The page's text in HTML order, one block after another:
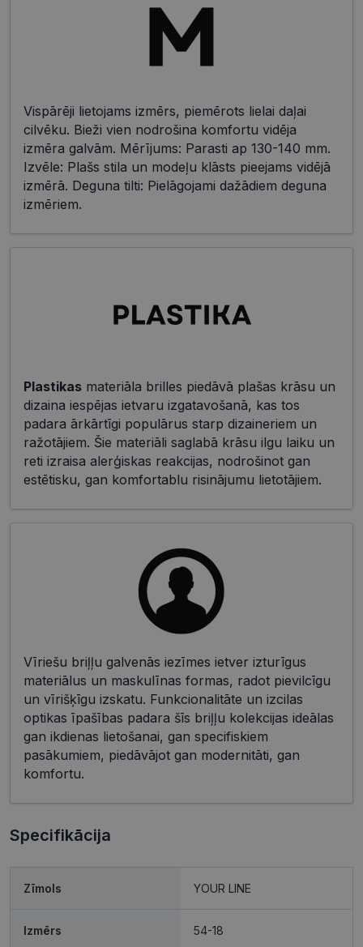
Vispārēji lietojams izmērs, piemērots lielai daļai
cilvēku. Bieži vien nodrošina komfortu vidēja
izmēra galvām. Mērījums: Parasti ap 130-140 mm.
Izvēle: Plašs stila un modeļu klāsts pieejams vidējā
izmērā. Deguna tilti: Pielāgojami dažādiem deguna
izmēriem.
Plastikas materiāla brilles piedāvā plašas krāsu un
dizaina iespējas ietvaru izgatavošanā, kas tos
padara ārkārtīgi populārus starp dizaineriem un
ražotājiem. Šie materiāli saglabā krāsu ilgu laiku un
reti izraisa alerģiskas reakcijas, nodrošinot gan
estētisku, gan komfortablu risinājumu lietotājiem.
Vīriešu briļļu galvenās iezīmes ietver izturīgus
materiālus un maskulīnas formas, radot pievilcīgu
un vīrišķīgu izskatu. Funkcionalitāte un izcilas
optikas īpašības padara šīs briļļu kolekcijas ideālas
gan ikdienas lietošanai, gan specifiskiem
pasākumiem, piedāvājot gan modernitāti, gan
komfortu.
Specifikācija
Zīmols YOUR LINE
Izmērs 54-18